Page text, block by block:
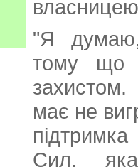
"Я
тому що
має не
Сил,